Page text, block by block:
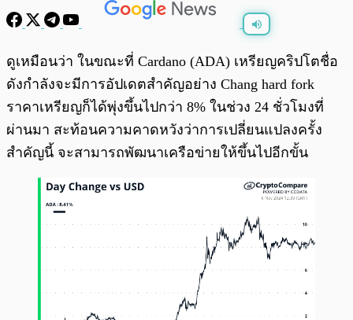
พร้อมเล่น / 0:00
ดูเหมือนว่า ในขณะที่ Cardano (ADA) เหรียญคริปโตชื่อ
ดังกำลังจะมีการอัปเดตสำคัญอย่าง Chang hard fork
ราคาเหรียญก็ได้พุ่งขึ้นไปกว่า 8% ในช่วง 24 ชั่วโมงที่
ผ่านมา สะท้อนความคาดหวังว่าการเปลี่ยนแปลงครั้ง
สำคัญนี้ จะสามารถพัฒนาเครือข่ายให้ขึ้นไปอีกขั้น